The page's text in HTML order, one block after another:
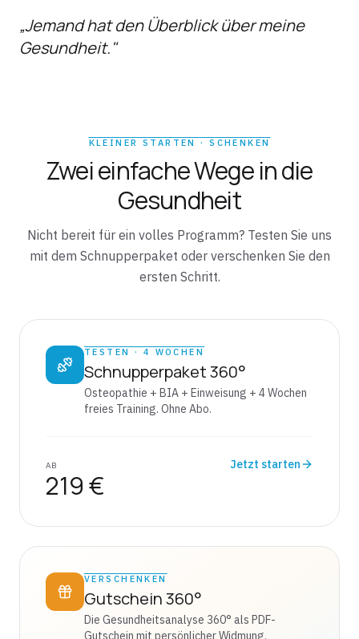
„Jemand hat den Überblick über meine
Gesundheit."
KLEINER STARTEN · SCHENKEN
Zwei einfache Wege in die
Gesundheit
Nicht bereit für ein volles Programm? Testen Sie uns
mit dem Schnupperpaket oder verschenken Sie den
ersten Schritt.
TESTEN · 4 WOCHEN
Schnupperpaket 360°
Osteopathie + BIA + Einweisung + 4 Wochen
freies Training. Ohne Abo.
AB
219 €
Jetzt starten
VERSCHENKEN
Gutschein 360°
Die Gesundheitsanalyse 360° als PDF-
Gutschein mit persönlicher Widmung.